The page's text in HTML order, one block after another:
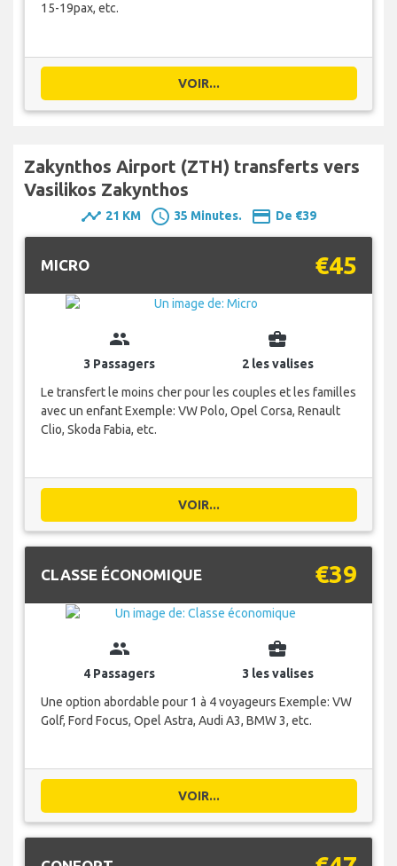
15-19pax, etc.
VOIR...
Zakynthos Airport (ZTH) transferts vers
Vasilikos Zakynthos
timeline 21 KM schedule 35 Minutes. payment De €39
MICRO €45
group
3 Passagers
business_center
2 les valises
Le transfert le moins cher pour les couples et les familles
avec un enfant Exemple: VW Polo, Opel Corsa, Renault
Clio, Skoda Fabia, etc.
VOIR...
CLASSE ÉCONOMIQUE €39
group
4 Passagers
business_center
3 les valises
Une option abordable pour 1 à 4 voyageurs Exemple: VW
Golf, Ford Focus, Opel Astra, Audi A3, BMW 3, etc.
VOIR...